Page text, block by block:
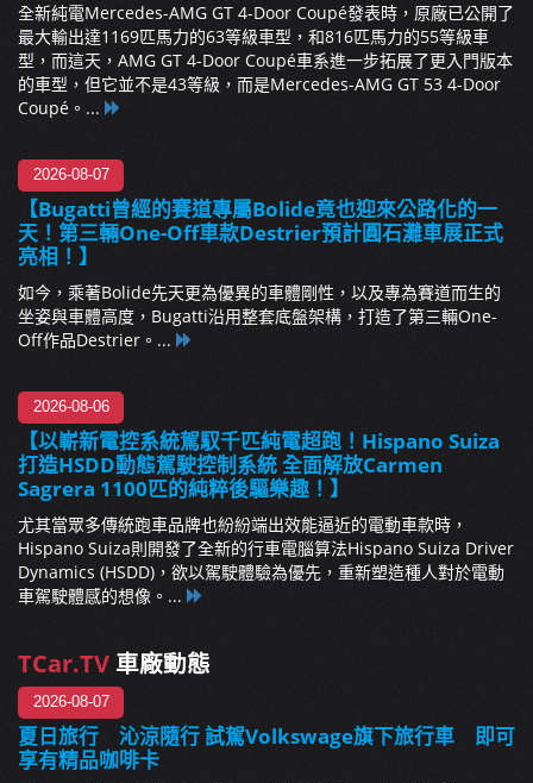
全新純電Mercedes-AMG GT 4-Door Coupé發表時，原廠已公開了
最大輸出達1169匹馬力的63等級車型，和816匹馬力的55等級車
型，而這天，AMG GT 4-Door Coupé車系進一步拓展了更入門版本
的車型，但它並不是43等級，而是Mercedes-AMG GT 53 4-Door
Coupé。...
2026-08-07
【Bugatti曾經的賽道專屬Bolide竟也迎來公路化的一
天！第三輛One-Off車款Destrier預計圓石灘車展正式
亮相！】
如今，乘著Bolide先天更為優異的車體剛性，以及專為賽道而生的
坐姿與車體高度，Bugatti沿用整套底盤架構，打造了第三輛One-
Off作品Destrier。...
2026-08-06
【以嶄新電控系統駕馭千匹純電超跑！Hispano Suiza
打造HSDD動態駕駛控制系統 全面解放Carmen
Sagrera 1100匹的純粹後驅樂趣！】
尤其當眾多傳統跑車品牌也紛紛端出效能逼近的電動車款時，
Hispano Suiza則開發了全新的行車電腦算法Hispano Suiza Driver
Dynamics (HSDD)，欲以駕駛體驗為優先，重新塑造種人對於電動
車駕駛體感的想像。...
TCar.TV 車廠動態
2026-08-07
夏日旅行 沁涼隨行 試駕Volkswage旗下旅行車 即可
享有精品咖啡卡